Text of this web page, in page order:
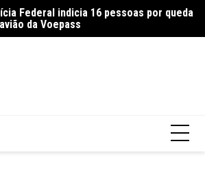
em fábrica em Itaquaquecetuba é